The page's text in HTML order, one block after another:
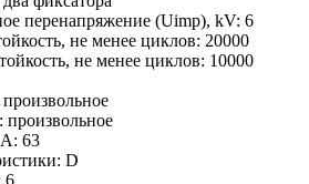
перенапряжение (Uimp), kV: 6
не менее циклов: 20000
не менее циклов: 10000
произвольное
произвольное
63
D
6